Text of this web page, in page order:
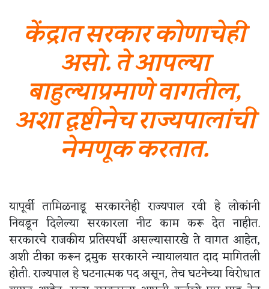
केंद्रात सरकार कोणाचेही
असो. ते आपल्या
बाहुल्याप्रमाणे वागतील,
अशा दृष्टीनेच राज्यपालांची
नेमणूक करतात.
यापूर्वी तामिळनाडू सरकारनेही राज्यपाल रवी हे लोकांनी
निवडून दिलेल्या सरकारला नीट काम करू देत नाहीत.
सरकारचे राजकीय प्रतिस्पर्धी असल्यासारखे ते वागत आहेत,
अशी टीका करून द्रमुक सरकारने न्यायालयात दाद मागितली
होती. राज्यपाल हे घटनात्मक पद असून, तेच घटनेच्या विरोधात